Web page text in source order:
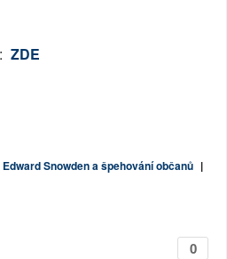
ZDE
Snowden a špehování občanů |
0